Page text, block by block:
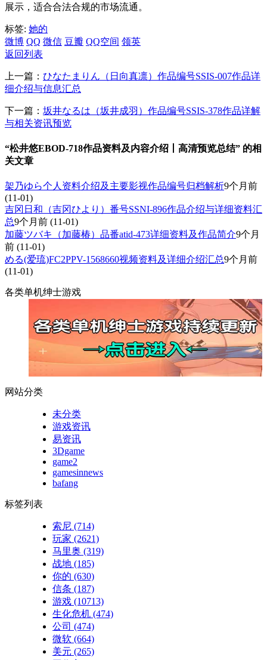
展示，适合合法合规的市场流通。
标签: 她的
微博 QQ 微信 豆瓣 QQ空间 领英
返回列表
上一篇： ひなたまりん（日向真凛）作品编号SSIS-007作品详
细介绍与信息汇总
下一篇： 坂井なるは（坂井成羽）作品编号SSIS-378作品详解
与相关资讯预览
“松井悠EBOD-718作品资料及内容介绍丨高清预览总结” 的相
关文章
架乃ゆら个人资料介绍及主要影视作品编号归档解析9个月前
(11-01)
吉冈日和（吉冈ひより）番号SSNI-896作品介绍与详细资料汇
总9个月前 (11-01)
加藤ツバキ（加藤椿）品番atid-473详细资料及作品简介9个月
前 (11-01)
める(爱琉)FC2PPV-1568660视频资料及详细介绍汇总9个月前
(11-01)
各类单机绅士游戏
网站分类
未分类
游戏资讯
易资讯
3Dgame
game2
gamesinnews
bafang
标签列表
索尼 (714)
玩家 (2621)
马里奥 (319)
战地 (185)
你的 (630)
信条 (187)
游戏 (10713)
生化危机 (474)
公司 (474)
微软 (664)
美元 (265)